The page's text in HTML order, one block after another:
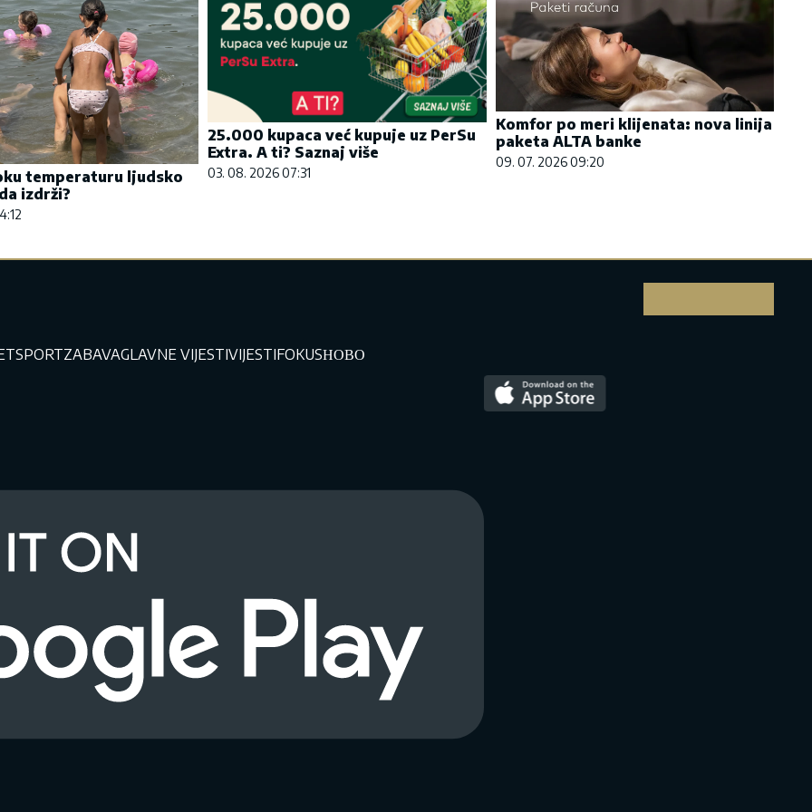
temperaturu ljudsko
izdrži?
25.000 kupaca već kupuje uz PerSu
Extra. A ti? Saznaj više
03. 08. 2026 07:31
Komfor po meri klijenata: nova linija
paketa ALTA banke
09. 07. 2026 09:20
SPORTZABAVAGLAVNE VIJESTIVIJESTIFOKUSНОВО